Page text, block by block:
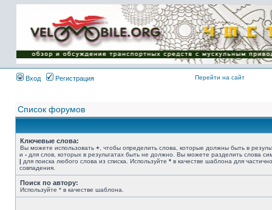
Имя пользователя:
Пароль:
{ LOG_ME_IN_SHORT
}
Вход
Регистрация Перейти на сайт
Список форумов
Ключевые слова:
Вы можете использовать + , чтобы определить слова, которые должны быть в
и - для слов, которых в результатах быть не должно. Вы можете разделить слова
| для поиска любого слова из списка. Используйте * в качестве шаблона для
совпадения.
Поиск по автору:
Используйте * в качестве шаблона.